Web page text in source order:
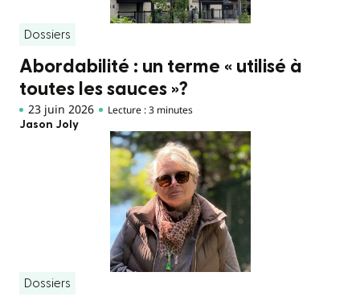
Dossiers
Abordabilité : un terme « utilisé à
toutes les sauces »?
23 juin 2026 Lecture : 3 minutes
Jason Joly
Dossiers